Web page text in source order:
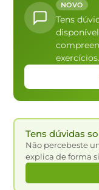
NOVO
Tens
exercícios.
Tens dúvidas
Não percebeste
explica de forma